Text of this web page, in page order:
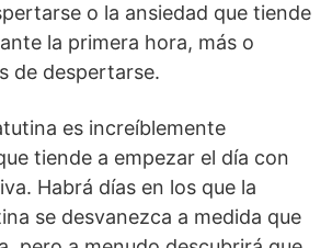
o la ansiedad que tiende
la primera hora, más o
de despertarse.
es increíblemente
tiende a empezar el día con
Habrá días en los que la
se desvanezca a medida que